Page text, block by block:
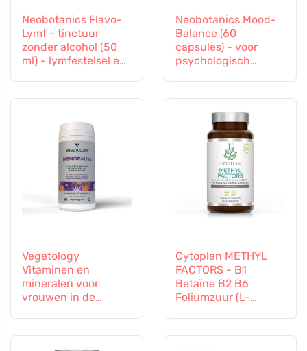
Neobotanics Flavo-
Lymf - tinctuur
zonder alcohol (50
ml) - lymfestelsel en
Neobotanics Mood-
Balance (60
capsules) - voor
psychologisch
Vegetology
Vitaminen en
mineralen voor
vrouwen in de
Cytoplan METHYL
FACTORS - B1
Betaïne B2 B6
Foliumzuur (L-